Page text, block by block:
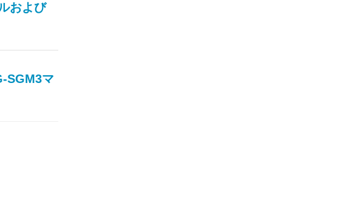
および
SGM3マ